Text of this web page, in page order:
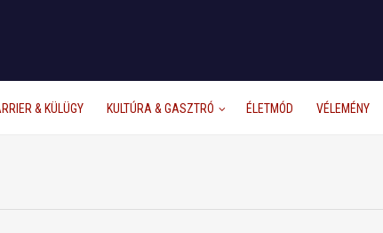
& KÜLÜGY KULTÚRA & GASZTRÓ ÉLETMÓD VÉLEMÉNY